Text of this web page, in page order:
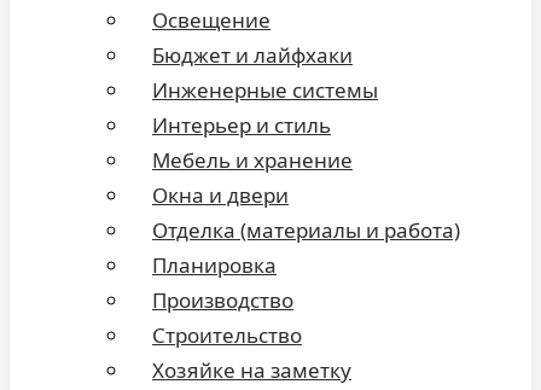
Освещение
Бюджет и лайфхаки
Инженерные системы
Интерьер и стиль
Мебель и хранение
Окна и двери
Отделка (материалы и работа)
Планировка
Производство
Строительство
Хозяйке на заметку